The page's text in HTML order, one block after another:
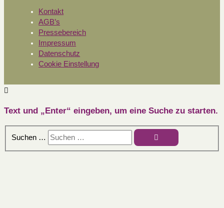
Kontakt
AGB’s
Pressebereich
Impressum
Datenschutz
Cookie Einstellung
Text und „Enter“ eingeben, um eine Suche zu starten.
Suchen …